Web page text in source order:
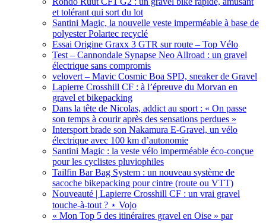
et tolérant qui sort du lot
Santini Magic, la nouvelle veste imperméable à base de
polyester Polartec recyclé
Essai Origine Graxx 3 GTR sur route – Top Vélo
Test – Cannondale Synapse Neo Allroad : un gravel
électrique sans compromis
velovert – Mavic Cosmic Boa SPD, sneaker de Gravel
Lapierre Crosshill CF : à l’épreuve du Morvan en
gravel et bikepacking
Dans la tête de Nicolas, addict au sport : « On passe
son temps à courir après des sensations perdues »
Intersport brade son Nakamura E-Gravel, un vélo
électrique avec 100 km d’autonomie
Santini Magic : la veste vélo imperméable éco-conçue
pour les cyclistes pluviophiles
Tailfin Bar Bag System : un nouveau système de
sacoche bikepacking pour cintre (route ou VTT)
Nouveauté | Lapierre Crosshill CF : un vrai gravel
touche-à-tout ? ⋆ Vojo
« Mon Top 5 des itinéraires gravel en Oise » par